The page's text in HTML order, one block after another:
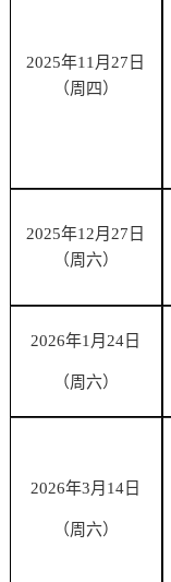
2025年11月27日
（周四）
2025年12月27日
（周六）
2026年1月24日
（周六）
2026年3月14日
（周六）